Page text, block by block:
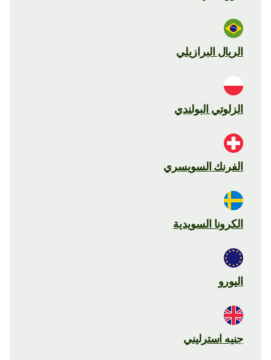
الريال البرازيلي
الزلوتي البولندي
الفرنك السويسري
الكرونا السويدية
اليورو
جنيه استرليني